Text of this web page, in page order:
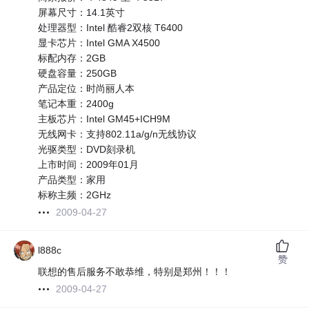
屏幕尺寸：14.1英寸
处理器型：Intel 酷睿2双核 T6400
显卡芯片：Intel GMA X4500
标配内存：2GB
硬盘容量：250GB
产品定位：时尚丽人本
笔记本重：2400g
主板芯片：Intel GM45+ICH9M
无线网卡：支持802.11a/g/n无线协议
光驱类型：DVD刻录机
上市时间：2009年01月
产品类型：家用
标称主频：2GHz
2009-04-27
l888c
联想的售后服务不敢恭维，特别是郑州！！！
2009-04-27
赞